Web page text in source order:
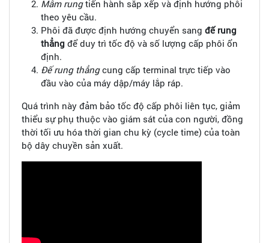
Mâm rungtiến hành sắp xếp và định hướng phôi
theo yêu cầu.
Phôi đã được định hướng chuyển sang đế rung
thẳng để duy trì tốc độ và số lượng cấp phôi ổn
định.
Đế rung thẳngcung cấp terminal trực tiếp vào
đầu vào của máy dập/máy lắp ráp.
Quá trình này đảm bảo tốc độ cấp phôi liên tục, giảm
thiểu sự phụ thuộc vào giám sát của con người, đồng
thời tối ưu hóa thời gian chu kỳ (cycle time) của toàn
bộ dây chuyền sản xuất.